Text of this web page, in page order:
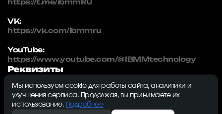
https://t.me/ibmmRU
VK:
https://vk.com/ibmmru
YouTube:
https://www.youtube.com/@IBMMtechnology
Реквизиты
IBMM | technology
ИНН: 5032334982
Мы используем cookie для работы сайта, аналитики и
улучшения сервиса. Продолжая, вы принимаете их
использование.
Подробнее